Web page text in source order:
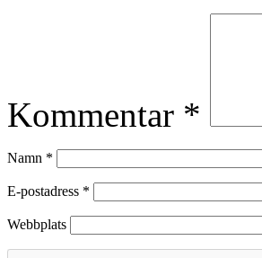
Kommentar *
Namn *
E-postadress *
Webbplats